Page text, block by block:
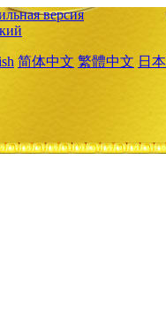
версия
简体中文 繁體中文 日